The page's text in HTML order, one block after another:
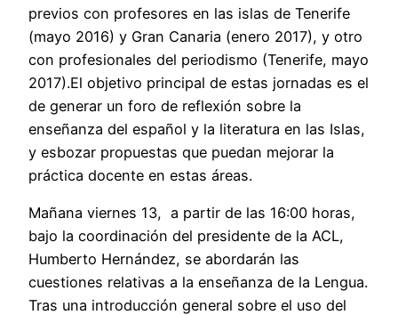
previos con profesores en las islas de Tenerife
(mayo 2016) y Gran Canaria (enero 2017), y otro
con profesionales del periodismo (Tenerife, mayo
2017).El objetivo principal de estas jornadas es el
de generar un foro de reflexión sobre la
enseñanza del español y la literatura en las Islas,
y esbozar propuestas que puedan mejorar la
práctica docente en estas áreas.
Mañana viernes 13, a partir de las 16:00 horas,
bajo la coordinación del presidente de la ACL,
Humberto Hernández, se abordarán las
cuestiones relativas a la enseñanza de la Lengua.
Tras una introducción general sobre el uso del